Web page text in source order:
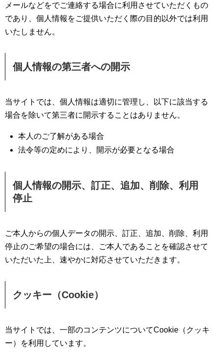
メールなどをでご連絡する場合に利用させていただくもの
であり、個人情報をご提供いただく際の目的以外では利用
いたしません。
個人情報の第三者への開示
当サイトでは、個人情報は適切に管理し、以下に該当する
場合を除いて第三者に開示することはありません。
本人のご了解がある場合
法令等の定めにより、開示が必要となる場合
個人情報の開示、訂正、追加、削除、利用
停止
ご本人からの個人データの開示、訂正、追加、削除、利用
停止のご希望の場合には、ご本人であることを確認させて
いただいた上、速やかに対応させていただきます。
クッキー（Cookie）
当サイトでは、一部のコンテンツについてCookie（クッキ
ー）を利用しています。